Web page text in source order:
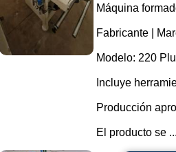
Máquina
Fabricante |
Modelo: 220
Incluye
Producción
El producto se